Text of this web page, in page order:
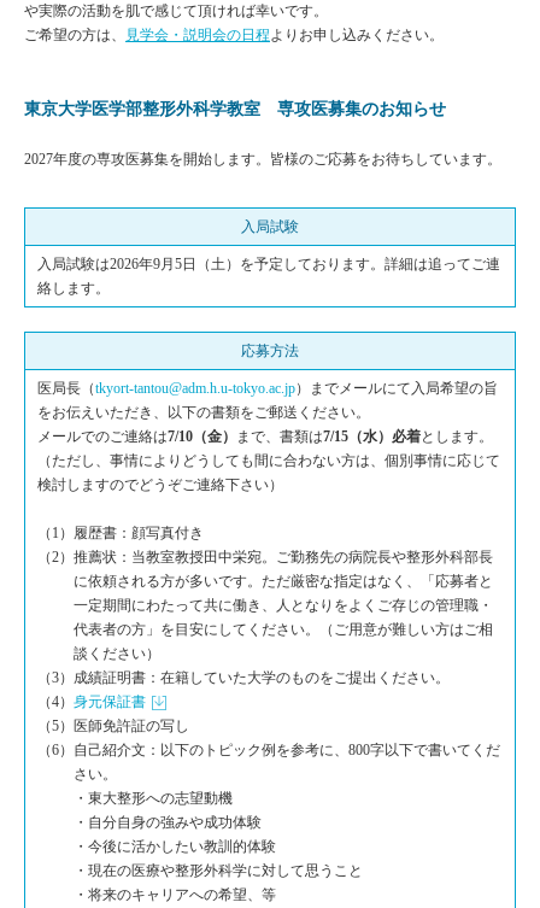
や実際の活動を肌で感じて頂ければ幸いです。
ご希望の方は、
見学会・説明会の日程よりお申し込みください。
東京大学医学部整形外科学教室 専攻医募集のお知らせ
2027年度の専攻医募集を開始します。皆様のご応募をお待ちしています。
入局試験
入局試験は2026年9月5日（土）を予定しております。詳細は追ってご連
絡します。
応募方法
医局長（tkyort-tantou@adm.h.u-tokyo.ac.jp）までメールにて入局希望の旨
をお伝えいただき、以下の書類をご郵送ください。
メールでのご連絡は7/10（金） まで、書類は7/15（水）必着とします。
（ただし、事情によりどうしても間に合わない方は、個別事情に応じて
検討しますのでどうぞご連絡下さい）
（1）履歴書：顔写真付き
（2） 推薦状：当教室教授田中栄宛。ご勤務先の病院長や整形外科部長
に依頼される方が多いです。ただ厳密な指定はなく、「応募者と
一定期間にわたって共に働き、人となりをよくご存じの管理職・
代表者の方」を目安にしてください。（ご用意が難しい方はご相
談ください）
（3）成績証明書：在籍していた大学のものをご提出ください。
（4） 身元保証書
（5）医師免許証の写し
（6） 自己紹介文：以下のトピック例を参考に、800字以下で書いてくだ
さい。
・東大整形への志望動機
・自分自身の強みや成功体験
・今後に活かしたい教訓的体験
・現在の医療や整形外科学に対して思うこと
・将来のキャリアへの希望、等